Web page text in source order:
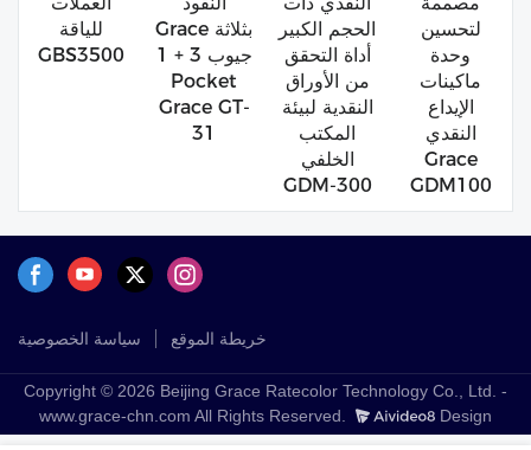
للياقة
GBS3500
Grace بثلاثة
جيوب 3 + 1
Pocket
Grace GT-
31
الحجم الكبير
أداة التحقق
من الأوراق
النقدية لبيئة
المكتب
الخلفي
GDM-300
لتحسين
وحدة
ماكينات
الإيداع
النقدي
Grace
GDM100
خريطة الموقع سياسة الخصوصية
Copyright © 2026 Beijing Grace Ratecolor Technology Co., Ltd. -
www.grace-chn.com All Rights Reserved.
Design